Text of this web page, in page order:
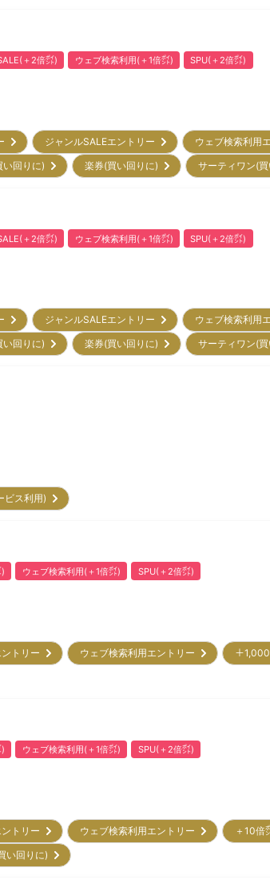
＋2倍㌽) ウェブ検索利用(＋1倍㌽) SPU(＋2倍㌽)
ジャンルSALEエントリー ウェブ検索利用
い回りに) 楽券(買い回りに) サーティワン(
＋2倍㌽) ウェブ検索利用(＋1倍㌽) SPU(＋2倍㌽)
ジャンルSALEエントリー ウェブ検索利用
い回りに) 楽券(買い回りに) サーティワン(
ビス利用)
ウェブ検索利用(＋1倍㌽) SPU(＋2倍㌽)
ントリー ウェブ検索利用エントリー ＋
ウェブ検索利用(＋1倍㌽) SPU(＋2倍㌽)
ントリー ウェブ検索利用エントリー ＋10
い回りに)